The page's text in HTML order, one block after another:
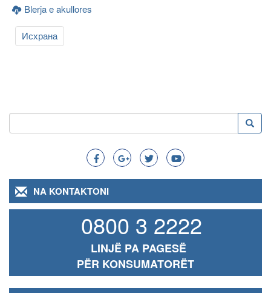
Blerja e akullores
Исхрана
Search
Kërko Kërko
NA KONTAKTONI
0800 3 2222
LINJË PA PAGESË
PËR KONSUMATORËT